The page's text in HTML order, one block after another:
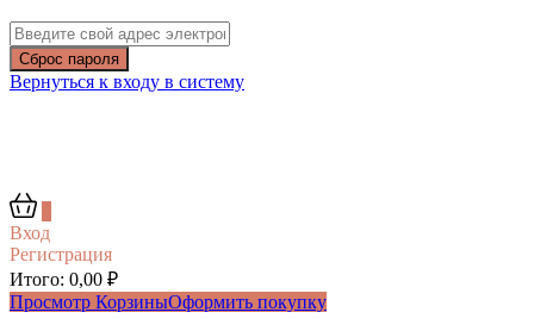
Сброс пароля
Вернуться к входу в систему
Вход
Регистрация
Итого: 0,00 ₽
Просмотр КорзиныОформить покупку